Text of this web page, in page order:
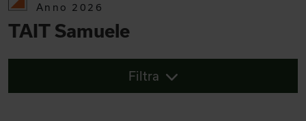
Anno 2026
TAIT Samuele
Filtra